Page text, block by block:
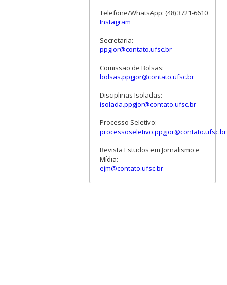
Telefone/WhatsApp: (48) 3721-6610
Instagram
Secretaria:
ppgjor@contato.ufsc.br
Comissão de Bolsas:
bolsas.ppgjor@contato.ufsc.br
Disciplinas Isoladas:
isolada.ppgjor@contato.ufsc.br
Processo Seletivo:
processoseletivo.ppgjor@contato.ufsc.br
Revista Estudos em Jornalismo e
Mídia:
ejm@contato.ufsc.br